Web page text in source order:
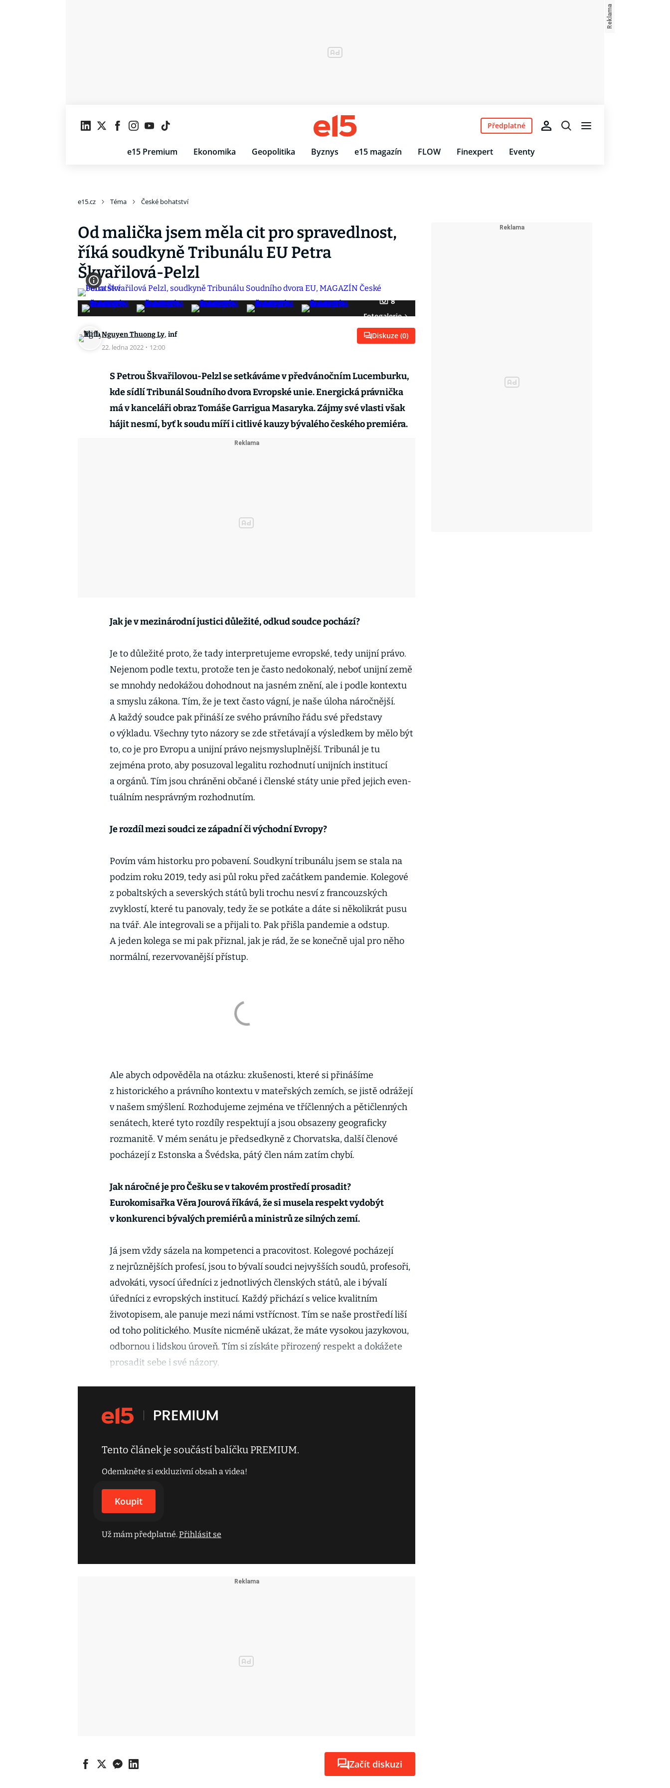
e15 Premium Ekonomika Geopolitika Byznys e15 magazín FLOW Finexpert Eventy
Předplatné
e15.cz Téma České bohatství
Od malička jsem měla cit pro spravedlnost,
říká soudkyně Tribunálu EU Petra
Škvařilová-Pelzl
8
Fotogalerie
Nguyen Thuong Ly, inf
22. ledna 2022 · 12:00
Diskuze (0)
S Petrou Škvařilovou-Pelzl se setkáváme v předvánočním Lucemburku,
kde sídlí Tribunál Soudního dvora Evropské unie. Energická právnička
má v kanceláři obraz Tomáše Garrigua Masaryka. Zájmy své vlasti však
hájit nesmí, byť k soudu míří i citlivé kauzy bývalého českého premiéra.
Jak je v mezinárodní justici důležité, odkud soudce pochází?
Je to důležité proto, že tady interpretujeme evropské, tedy unijní právo.
Nejenom podle textu, protože ten je často nedokonalý, neboť unijní země
se mnohdy nedokážou dohodnout na jasném znění, ale i podle kontextu
a smyslu zákona. Tím, že je text často vágní, je naše úloha náročnější.
A každý soudce pak přináší ze svého právního řádu své představy
o výkladu. Všechny tyto názory se zde střetávají a výsledkem by mělo být
to, co je pro Evropu a unijní právo nejsmysluplnější. Tribunál je tu
zejména proto, aby posuzoval legalitu rozhodnutí unijních institucí
a orgánů. Tím jsou chráněni občané i členské státy unie před jejich even­
tuálním nesprávným rozhodnutím.
Je rozdíl mezi soudci ze západní či východní Evropy?
Povím vám historku pro pobavení. Soudkyní tribunálu jsem se stala na
podzim roku 2019, tedy asi půl roku před začátkem pandemie. Kolegové
z pobaltských a severských států byli trochu nesví z francouzských
zvyklostí, které tu panovaly, tedy že se potkáte a dáte si několikrát pusu
na tvář. Ale integrovali se a přijali to. Pak přišla pandemie a odstup.
A jeden kolega se mi pak přiznal, jak je rád, že se konečně ujal pro něho
normální, rezervovanější přístup.
Ale abych odpověděla na otázku: zkušenosti, které si přinášíme
z historického a právního kontextu v mateřských zemích, se jistě odrážejí
v našem smýšlení. Rozhodujeme zejména ve tříčlenných a pětičlenných
senátech, které tyto rozdíly respektují a jsou obsazeny geograficky
rozmanitě. V mém senátu je předsedkyně z Chorvatska, další členové
pocházejí z Estonska a Švédska, pátý člen nám zatím chybí.
Jak náročné je pro Češku se v takovém prostředí prosadit?
Eurokomisařka Věra Jourová říkává, že si musela respekt vydobýt
v konkurenci bývalých premiérů a ministrů ze silných zemí.
Já jsem vždy sázela na kompetenci a pracovitost. Kolegové pocházejí
z nejrůznějších profesí, jsou to bývalí soudci nejvyšších soudů, profesoři,
advokáti, vysocí úředníci z jednotlivých členských států, ale i bývalí
úředníci z evropských institucí. Každý přichází s velice kvalitním
životopisem, ale panuje mezi námi vstřícnost. Tím se naše prostředí liší
od toho politického. Musíte nicméně ukázat, že máte vysokou jazykovou,
odbornou i lidskou úroveň. Tím si získáte přirozený respekt a dokážete
prosadit sebe i své názory.
Tento článek je součástí balíčku PREMIUM.
Odemkněte si exkluzivní obsah a videa!
Koupit
Už mám předplatné.Přihlásit se
Začít diskuzi